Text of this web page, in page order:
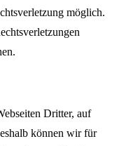
möglich.
Dritter, auf
können wir für